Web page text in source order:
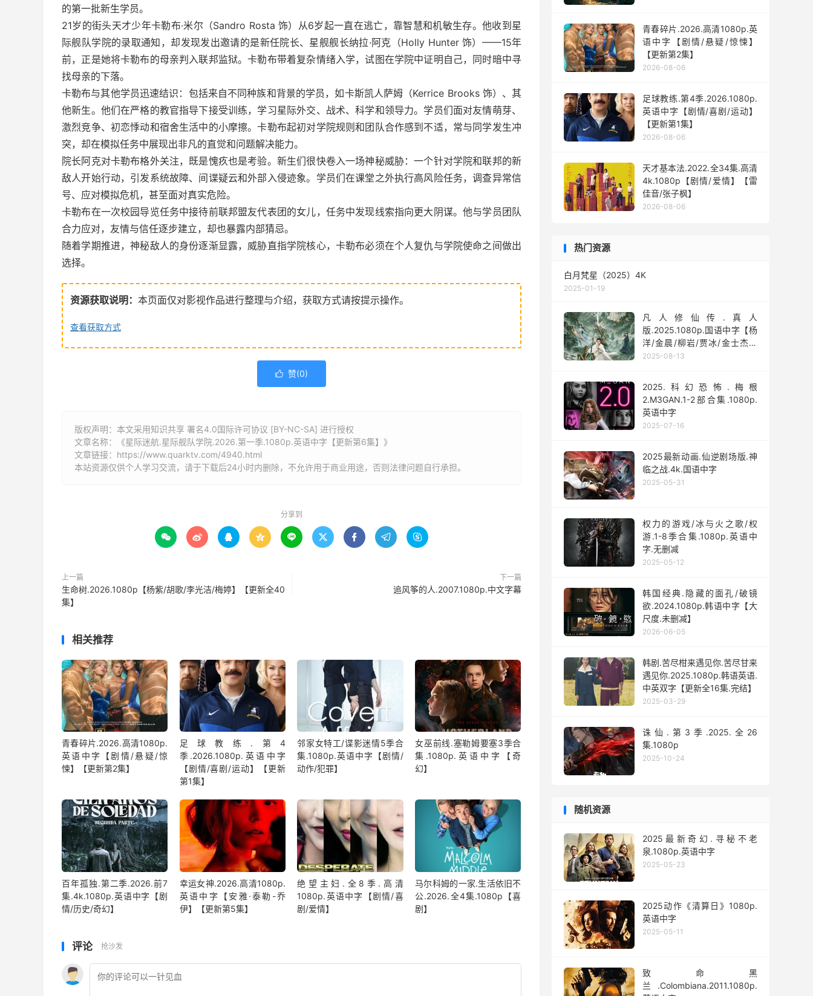
的第一批新生学员。
21岁的街头天才少年卡勒布·米尔（Sandro Rosta 饰）从6岁起一直在逃亡，靠智慧和机敏生存。他收到星
际舰队学院的录取通知，却发现发出邀请的是新任院长、星舰舰长纳拉·阿克（Holly Hunter 饰）——15年
前，正是她将卡勒布的母亲判入联邦监狱。卡勒布带着复杂情绪入学，试图在学院中证明自己，同时暗中寻
找母亲的下落。
卡勒布与其他学员迅速结识：包括来自不同种族和背景的学员，如卡斯凯人萨姆（Kerrice Brooks 饰）、其
他新生。他们在严格的教官指导下接受训练，学习星际外交、战术、科学和领导力。学员们面对友情萌芽、
激烈竞争、初恋悸动和宿舍生活中的小摩擦。卡勒布起初对学院规则和团队合作感到不适，常与同学发生冲
突，却在模拟任务中展现出非凡的直觉和问题解决能力。
院长阿克对卡勒布格外关注，既是愧疚也是考验。新生们很快卷入一场神秘威胁：一个针对学院和联邦的新
敌人开始行动，引发系统故障、间谍疑云和外部入侵迹象。学员们在课堂之外执行高风险任务，调查异常信
号、应对模拟危机，甚至面对真实危险。
卡勒布在一次校园导览任务中接待前联邦盟友代表团的女儿，任务中发现线索指向更大阴谋。他与学员团队
合力应对，友情与信任逐步建立，却也暴露内部猜忌。
随着学期推进，神秘敌人的身份逐渐显露，威胁直指学院核心，卡勒布必须在个人复仇与学院使命之间做出
选择。
资源获取说明： 本页面仅对影视作品进行整理与介绍，获取方式请按提示操作。
查看获取方式
 赞(0)
版权声明：本文采用知识共享 署名4.0国际许可协议 [BY-NC-SA] 进行授权
文章名称：《星际迷航.星际舰队学院.2026.第一季.1080p.英语中字【更新第6集】》
文章链接： https://www.quarktv.com/4940.html
本站资源仅供个人学习交流，请于下载后24小时内删除，不允许用于商业用途，否则法律问题自行承担。
分享到
        
上一篇
生命树.2026.1080p【杨紫/胡歌/李光洁/梅婷】【更新全40
集】
下一篇
追风筝的人.2007.1080p.中文字幕
相关推荐
青春碎片.2026.高清1080p.
英语中字【剧情/悬疑/惊
悚】【更新第2集】
足球教练.第4
季.2026.1080p.英语中字
【剧情/喜剧/运动】【更新
第1集】
邻家女特工/谍影迷情5季合
集.1080p.英语中字【剧情/
动作/犯罪】
女巫前线.塞勒姆要塞3季合
集.1080p.英语中字【奇
幻】
百年孤独.第二季.2026.前7
集.4k.1080p.英语中字【剧
情/历史/奇幻】
幸运女神.2026.高清1080p.
英语中字【安雅·泰勒-乔
伊】【更新第5集】
绝望主妇.全8季.高清
1080p.英语中字【剧情/喜
剧/爱情】
马尔科姆的一家.生活依旧不
公.2026.全4集.1080p【喜
剧】
评论 抢沙发
青春碎片.2026.高清1080p.英
语中字【剧情/悬疑/惊悚】
【更新第2集】
2026-08-06
足球教练.第4季.2026.1080p.
英语中字【剧情/喜剧/运动】
【更新第1集】
2026-08-06
天才基本法.2022.全34集.高清
4k.1080p【剧情/爱情】【雷
佳音/张子枫】
2026-08-06
热门资源
白月梵星（2025）4K
2025-01-19
凡人修仙传.真人
版.2025.1080p.国语中字【杨
洋/金晨/柳岩/贾冰/金士杰】
【全30集】
2025-08-13
2025.科幻恐怖.梅根
2.M3GAN.1-2部合集.1080p.
英语中字
2025-07-16
2025最新动画.仙逆剧场版.神
临之战.4k.国语中字
2025-05-31
权力的游戏/冰与火之歌/权
游.1-8季合集.1080p.英语中
字.无删减
2025-05-12
韩国经典.隐藏的面孔/破镜
欲.2024.1080p.韩语中字【大
尺度.未删减】
2026-06-05
韩剧.苦尽柑来遇见你.苦尽甘来
遇见你.2025.1080p.韩语英语.
中英双字【更新全16集.完结】
2025-03-29
诛仙.第3季.2025.全26
集.1080p
2025-10-24
随机资源
2025最新奇幻.寻秘不老
泉.1080p.英语中字
2025-05-23
2025动作《清算日》1080p.
英语中字
2025-05-11
致命黑
兰.Colombiana‎.2011.1080p.